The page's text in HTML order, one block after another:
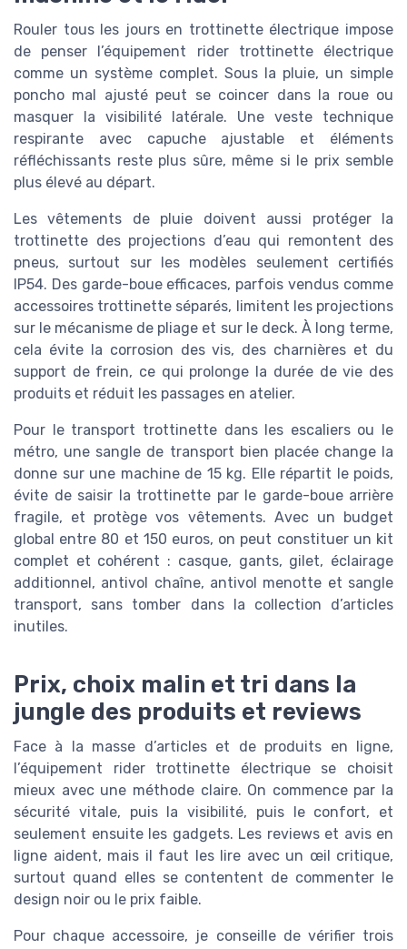
Rouler tous les jours en trottinette électrique impose
de penser l’équipement rider trottinette électrique
comme un système complet. Sous la pluie, un simple
poncho mal ajusté peut se coincer dans la roue ou
masquer la visibilité latérale. Une veste technique
respirante avec capuche ajustable et éléments
réfléchissants reste plus sûre, même si le prix semble
plus élevé au départ.
Les vêtements de pluie doivent aussi protéger la
trottinette des projections d’eau qui remontent des
pneus, surtout sur les modèles seulement certifiés
IP54. Des garde-boue efficaces, parfois vendus comme
accessoires trottinette séparés, limitent les projections
sur le mécanisme de pliage et sur le deck. À long terme,
cela évite la corrosion des vis, des charnières et du
support de frein, ce qui prolonge la durée de vie des
produits et réduit les passages en atelier.
Pour le transport trottinette dans les escaliers ou le
métro, une sangle de transport bien placée change la
donne sur une machine de 15 kg. Elle répartit le poids,
évite de saisir la trottinette par le garde-boue arrière
fragile, et protège vos vêtements. Avec un budget
global entre 80 et 150 euros, on peut constituer un kit
complet et cohérent : casque, gants, gilet, éclairage
additionnel, antivol chaîne, antivol menotte et sangle
transport, sans tomber dans la collection d’articles
inutiles.
Prix, choix malin et tri dans la
jungle des produits et reviews
Face à la masse d’articles et de produits en ligne,
l’équipement rider trottinette électrique se choisit
mieux avec une méthode claire. On commence par la
sécurité vitale, puis la visibilité, puis le confort, et
seulement ensuite les gadgets. Les reviews et avis en
ligne aident, mais il faut les lire avec un œil critique,
surtout quand elles se contentent de commenter le
design noir ou le prix faible.
Pour chaque accessoire, je conseille de vérifier trois